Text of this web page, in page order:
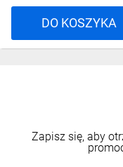
DO KOSZYKA
Zapisz się, aby